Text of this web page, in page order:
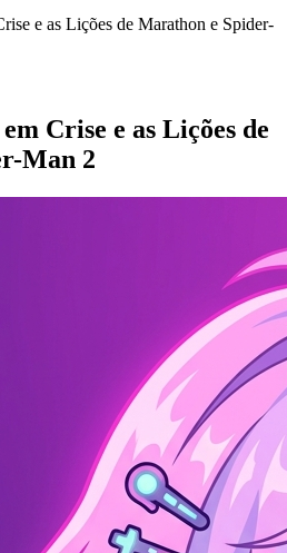
e as Lições de Marathon e Spider-
Crise e as Lições de
Man 2